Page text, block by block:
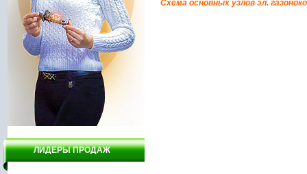
Схема основных узлов эл.
ЛИДЕРЫ ПРОДАЖ